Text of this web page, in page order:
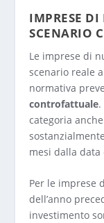
IMPRESE
SCENARIO
Le imprese di
scenario reale
normativa
controfattuale
categoria
mesi dalla
Per le imprese
dell’anno
investimento